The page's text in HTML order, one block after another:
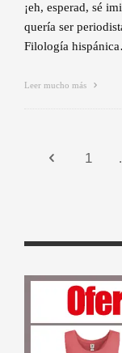
¡eh, esperad, sé
quería ser
Filología
Leer mucho más
1